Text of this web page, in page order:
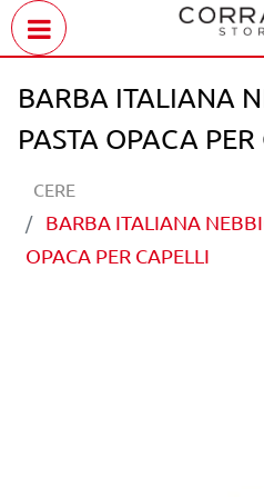
BARBA ITALIANA
PASTA OPACA
CERE
BARBA ITALIANA
OPACA PER CAPELLI